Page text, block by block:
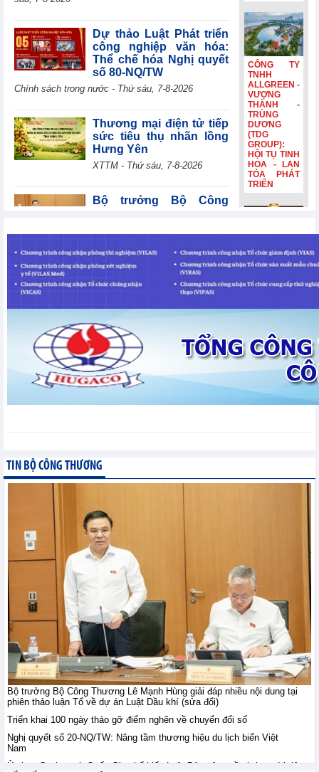
Phiên họp
Chính phủ
thường kỳ tháng
7: Xuất nhập
khẩu ước đạt
659,6 tỷ USD,
tăng 28,1%
Dự thảo Luật Phát triển
công nghiệp văn hóa:
Thể chế hóa Nghị quyết
số 80-NQ/TW
Chính sách trong nước - Thứ sáu, 7-8-2026
Thương mại điện tử tiếp
sức tiêu thụ nhãn lồng
Hưng Yên
XTTM - Thứ sáu, 7-8-2026
Bộ trưởng Bộ Công
dự án Luật Dầu khí (sửa đổi)
TIN BỘ CÔNG THƯƠNG - Thứ sáu, 7-8-2026
Ban Nha tăng trưởng
mạnh nhất trong hơn 3
năm
Tin kinh tế thế giới - Thứ sáu, 7-8-2026
Ngành sản xuất của Ấn
Độ cải thiện chậm
Nhật Bản: sản xuất tăng
trưởng trong tháng
Tin kinh tế thế giới - Thứ sáu, 7-
Chuyên gia WB: Xung
đột Trung Đông leo
thang có thể khiến tăng
trưởng toàn cầu giảm
xuống 1,3% trong năm 2026
Tin kinh tế thế giới - Thứ sáu, 7-8-2026
Xuất khẩu điện thoại và
linh kiện duy trì đà tăng
trưởng nhờ nhu cầu tiêu
thụ điện tử phục hồi tại
nhiều thị trường lớn
XUẤT NHẬP KHẨU - Thứ năm, 6-8-2026
CÔNG TY
TNHH
ALLGREEN -
VƯỢNG
THÀNH -
TRÙNG
DƯƠNG
(TDG
GROUP):
HỘI TỤ TINH
HOA - LAN
TỎA PHÁT
TRIỂN
Bia Hà Nội
diện, tiếp
nối hành
hơn 132
diện, tiếp
trình lịch sử
hơn 132
năm
TIN BỘ CÔNG THƯƠNG
Bộ trưởng Bộ Công Thương Lê Mạnh Hùng giải đáp nhiều nội dung tại
phiên thảo luận Tổ về dự án Luật Dầu khí (sửa đổi)
Triển khai 100 ngày tháo gỡ điểm nghẽn về chuyển đổi số
Nghị quyết số 20-NQ/TW: Nâng tầm thương hiệu du lịch biển Việt
Nam
Ủy ban Cạnh tranh Quốc Gia phổ biến Luật Bảo vệ quyền lợi người tiêu